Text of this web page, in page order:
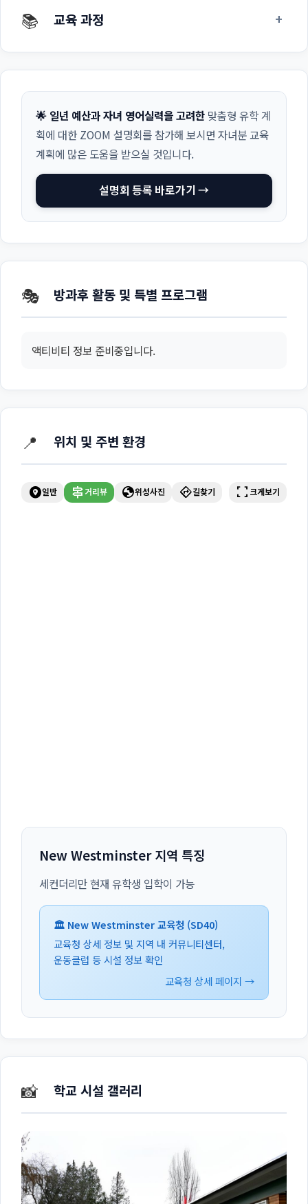
📚 교육 과정 +
🌟 일년 예산과 자녀 영어실력을 고려한 맞춤형 유학 계
획에 대한 ZOOM 설명회를 참가해 보시면 자녀분 교육
계획에 많은 도움을 받으실 것입니다.
설명회 등록 바로가기 →
🎭 방과후 활동 및 특별 프로그램
액티비티 정보 준비중입니다.
📍 위치 및 주변 환경
explore_nearby일반 signpost 거리뷰 globe위성사진 directions길찾기 fullscreen 크게보기
New Westminster 지역 특징
세컨더리만 현재 유학생 입학이 가능
🏛️ New Westminster 교육청 (SD40)
교육청 상세 정보 및 지역 내 커뮤니티센터,
운동클럽 등 시설 정보 확인
교육청 상세 페이지 →
📸 학교 시설 갤러리